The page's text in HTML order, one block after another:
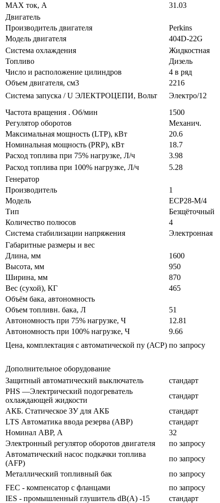
MAX ток, А
31.03
Двигатель
Производитель двигателя
Perkins
Модель двигателя
404D-22G
Система охлаждения
Жидкостная
Топливо
Дизель
Число и расположение цилиндров
4 в ряд
Объем двигателя, см3
2216
Система запуска / U ЭЛЕКТРОЦЕПИ, Вольт
Электро/12
Частота вращения . Об/мин
1500
Регулятор оборотов
Механич.
Максимальная мощность (LTP), кВт
20.6
Номинальная мощность (PRP), кВт
18.7
Расход топлива при 75% нагрузке, Л/ч
3.98
Расход топлива при 100% нагрузке, Л/ч
5.28
Генератор
Производитель
1
Модель
ECP28-M/4
Тип
Безщёточный
Количество полюсов
4
Система стабилизации напряжения
Электронная
Габаритные размеры и вес
Длина, мм
1600
Высота, мм
950
Ширина, мм
870
Вес (сухой), КГ
465
Объём бака, автономность
Объем топливн. бака, Л
51
Автономность при 75% нагрузке, Ч
12.81
Автономность при 100% нагрузке, Ч
9.66
Цена, комплектация с автоматической пу (АСР) по запросу
Дополнительное оборудование
Защитный автоматический выключатель
стандарт
PHS —Электрический подогреватель
охлаждающей жидкости
стандарт
АКБ. Статическое ЗУ для АКБ
стандарт
LTS Автоматика ввода резерва (АВР)
стандарт
Номинал АВР, А
32
Электронный регулятор оборотов двигателя
по запросу
Автоматический насос подкачки топлива
(AFP)
по запросу
Металлический топливный бак
по запросу
FEC - компенсатор с фланцами
по запросу
IES - промышленный глушитель dB(A) -15
стандарт